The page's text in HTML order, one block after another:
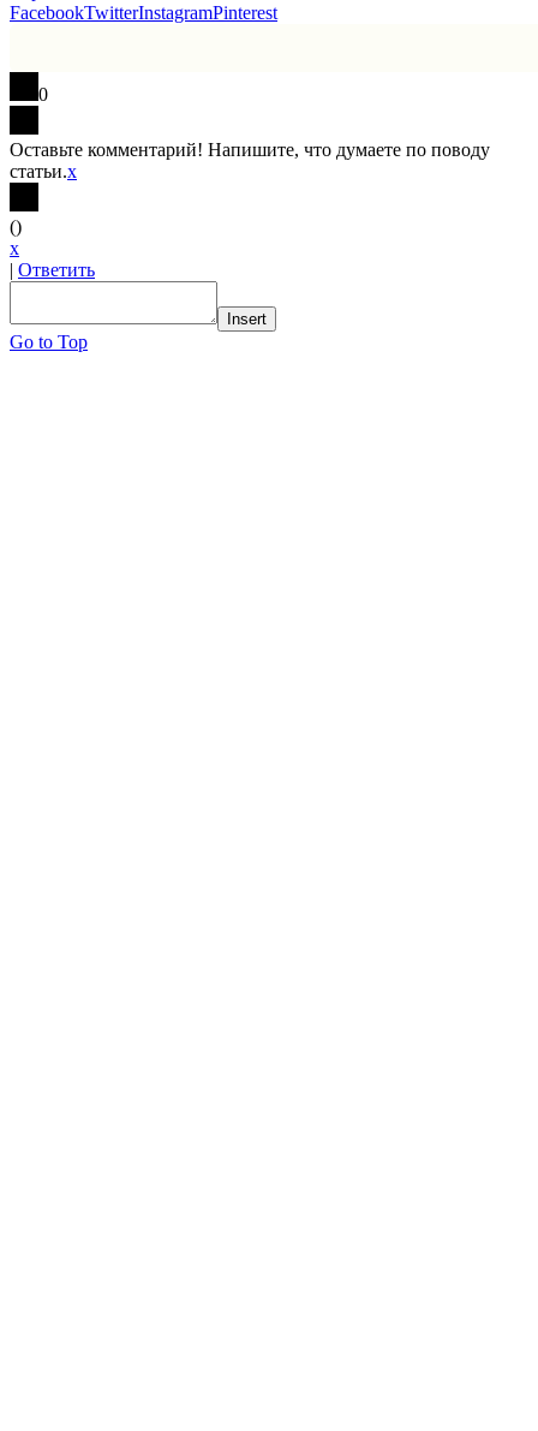
FacebookTwitterInstagramPinterest
0
Оставьте комментарий! Напишите, что думаете по поводу
статьи.x
()
x
Ответить
Insert
Go to Top